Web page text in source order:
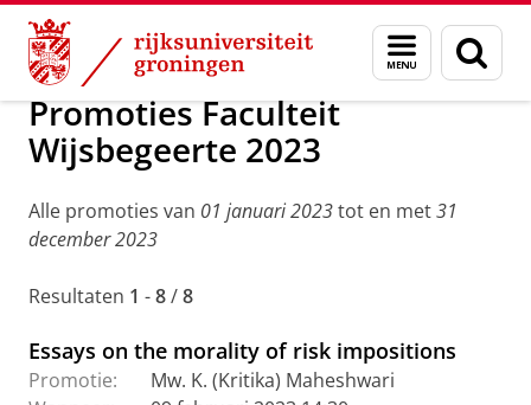
Skip
Content
Skip
Navigation
Menu
en
zoeken
Onderzoek Promoties: archief
Promoties Faculteit
Wijsbegeerte 2023
Alle promoties van 01 januari 2023tot en met31
december 2023
Resultaten 1 -8/8
Essays on the morality of risk impositions
Promotie:
Mw. K. (Kritika) Maheshwari